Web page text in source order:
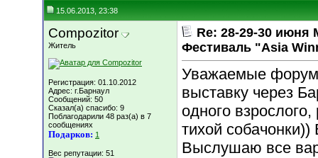
15.06.2013, 23:38
Compozitor
Житель
Регистрация: 01.10.2012
Адрес: г.Барнаул
Сообщений: 50
Сказал(а) спасибо: 9
Поблагодарили 48 раз(а) в 7
сообщениях
Подарков: 1
Вес репутации: 51
Re: 28-29-30 июня
Фестиваль "Asia
Уважаемые
выставку через
одного
тихой
Выслушаю все